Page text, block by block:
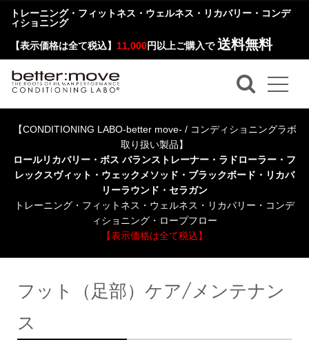
トレーニング・フィットネス・ウェルネス・リカバリー・コンデ
ィショニング
【表示価格は全て税込】 11,000円以上ご購入で 送料無料
【CONDITIONING LABO-better move- / コンディショニングラボ
取り扱い製品】
ロールリカバリー・ボス バランストレーナー・ラドローラー・フ
レックスヴィット・ウェックメソッド・ブラックボード・リカバ
リーラウンド・セラガン
トレーニング・フィットネス・ウェルネス・リカバリー・コンデ
ィショニング・ロープフロー
【表示価格は全て税込】
フット（足部）ケア/メンテナン
ス